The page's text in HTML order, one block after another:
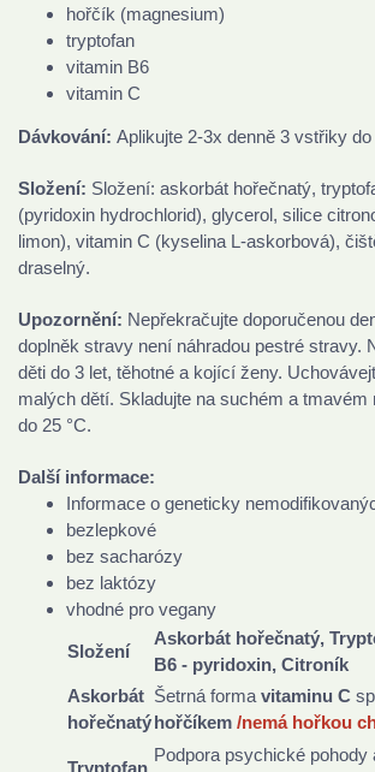
hořčík (magnesium)
tryptofan
vitamin B6
vitamin C
Dávkování: Aplikujte 2-3x denně 3 vstřiky
Složení: Složení: askorbát hořečnatý,
(pyridoxin hydrochlorid), glycerol, silice
limon), vitamin C (kyselina L-askorbová),
draselný.
Upozornění: Nepřekračujte doporučenou
doplněk stravy není náhradou pestré stravy.
děti do 3 let, těhotné a kojící ženy.
malých dětí. Skladujte na suchém a tmavém
do 25 °C.
Další informace:
Informace o geneticky
bezlepkové
bez sacharózy
bez laktózy
vhodné pro vegany
Složení
Askorbát hořečnatý,
B6 - pyridoxin, Citroník
Askorbát
hořečnatý
Šetrná forma vitaminu C
hořčíkem /nemá hořkou
Tryptofan
Podpora psychické pohody